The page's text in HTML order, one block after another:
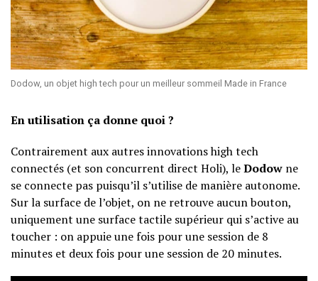
Dodow, un objet high tech pour un meilleur sommeil Made in France
En utilisation ça donne quoi ?
Contrairement aux autres innovations high tech
connectés (et son concurrent direct Holi), leDodow ne
se connecte pas puisqu’il s’utilise de manière autonome.
Sur la surface de l’objet, on ne retrouve aucun bouton,
uniquement une surface tactile supérieur qui s’active au
toucher : on appuie une fois pour une session de 8
minutes et deux fois pour une session de 20 minutes.